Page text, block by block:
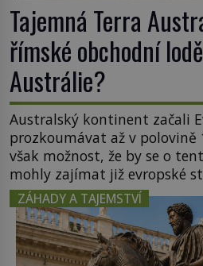
Tajemná Terra
římské obchodní
Austrálie?
Australský kontinent začali
prozkoumávat až v polovině
však možnost, že by se o
mohly zajímat již evropské
to o 15 století dříve? Již od
zakreslovali do map
Australis – Jižní zemi. Proč?
smysl pro […]
ZÁHADY A TAJEMSTVÍ